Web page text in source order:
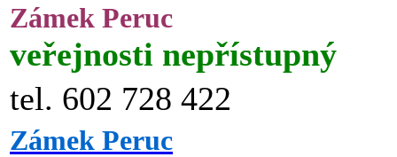
Zámek Peruc
veřejnosti nepřístupný
tel. 602 728 422
Zámek Peruc